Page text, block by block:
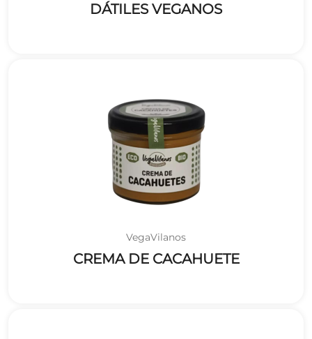
DÁTILES VEGANOS
VegaVilanos
CREMA DE CACAHUETE